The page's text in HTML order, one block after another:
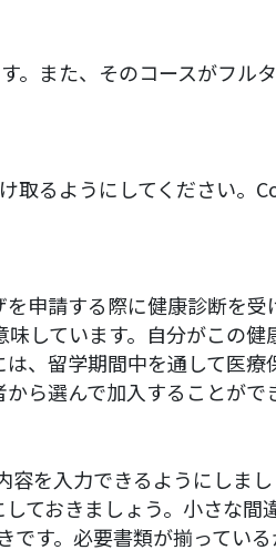
。また、そのコースがフル
るようにしてください。
申請する際に健康診断を受
しています。自分がこの健
、留学期間中を通して医療
ら選んで加入することがで
容を入力できるようにしま
ておきましょう。小さな間
す。必要書類が揃っている